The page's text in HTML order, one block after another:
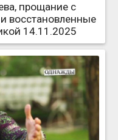
прощание с
восстановленные
14.11.2025